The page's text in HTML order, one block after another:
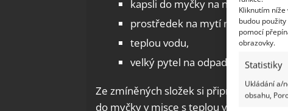
Kliknutím
budou
pomocí
obrazovky.
Statistiky
Ukládání a/
obsahu,
kapsli do myčky na nádobí,
prostředek na mytí nádobí,
teplou vodu,
velký pytel na odpadky.
Ze zmíněných složek si připravte
do myčky v misce s teplou vodou, jak